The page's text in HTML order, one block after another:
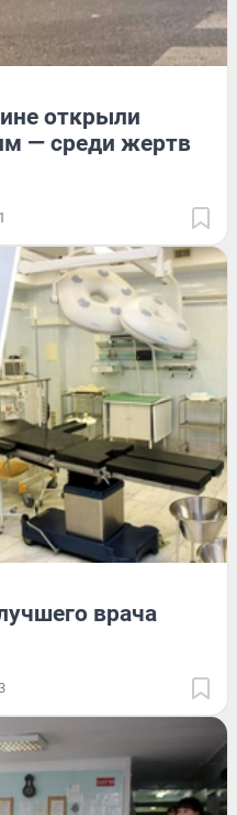
открыли
— среди жертв
1
врача